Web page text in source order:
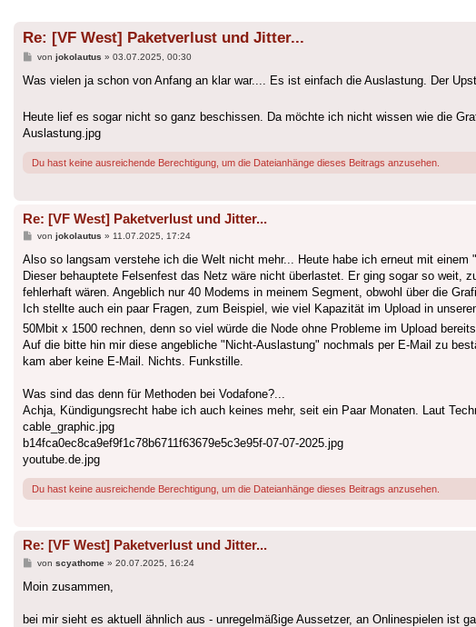
Re: [VF West] Paketverlust und Jitter...
Beitrag
von jokolautus » 03.07.2025, 00:30
Was vielen ja schon von Anfang an klar war.... Es ist einfach die Auslastung. Der
Heute lief es sogar nicht so ganz beschissen. Da möchte ich nicht wissen wie die
Auslastung.jpg
Du hast keine ausreichende Berechtigung, um die Dateianhänge dieses Beitrags anzusehen.
Re: [VF West] Paketverlust und Jitter...
Beitrag
von jokolautus » 11.07.2025, 17:24
Also so langsam verstehe ich die Welt nicht mehr... Heute habe ich erneut mit einem
Dieser behauptete Felsenfest das Netz wäre nicht überlastet. Er ging sogar so
fehlerhaft wären. Angeblich nur 40 Modems in meinem Segment, obwohl über die
Ich stellte auch ein paar Fragen, zum Beispiel, wie viel Kapazität im Upload in
50Mbit x 1500 rechnen, denn so viel würde die Node ohne Probleme im Upload
Auf die bitte hin mir diese angebliche "Nicht-Auslastung" nochmals per E-Mail zu
kam aber keine E-Mail. Nichts. Funkstille.
Was sind das denn für Methoden bei Vodafone?...
Achja, Kündigungsrecht habe ich auch keines mehr, seit ein Paar Monaten. Laut
cable_graphic.jpg
b14fca0ec8ca9ef9f1c78b6711f63679e5c3e95f-07-07-2025.jpg
youtube.de.jpg
Du hast keine ausreichende Berechtigung, um die Dateianhänge dieses Beitrags anzusehen.
Re: [VF West] Paketverlust und Jitter...
Beitrag
von scyathome» 20.07.2025, 16:24
Moin zusammen,
bei mir sieht es aktuell ähnlich aus - unregelmäßige Aussetzer, an Onlinespielen ist